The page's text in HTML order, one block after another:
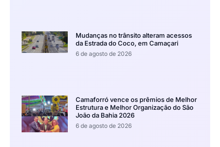
Mudanças no trânsito alteram acessos
da Estrada do Coco, em Camaçari
6 de agosto de 2026
Camaforró vence os prêmios de Melhor
Estrutura e Melhor Organização do São
João da Bahia 2026
6 de agosto de 2026